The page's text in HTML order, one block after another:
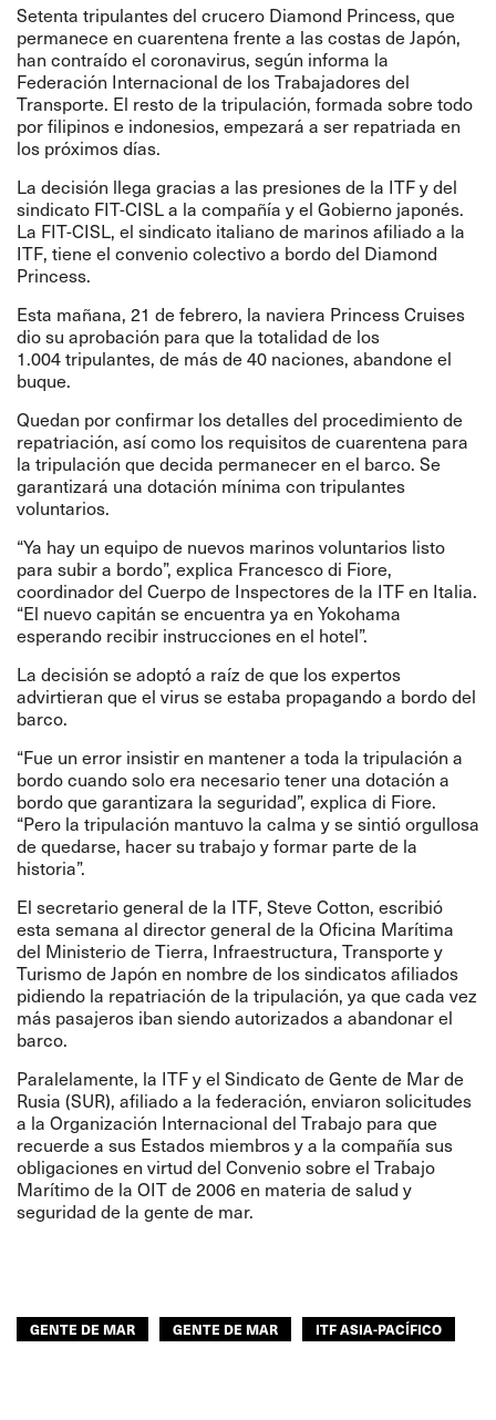
Setenta tripulantes del crucero Diamond Princess, que
permanece en cuarentena frente a las costas de Japón,
han contraído el coronavirus, según informa la
Federación Internacional de los Trabajadores del
Transporte. El resto de la tripulación, formada sobre todo
por filipinos e indonesios, empezará a ser repatriada en
los próximos días.
La decisión llega gracias a las presiones de la ITF y del
sindicato FIT-CISL a la compañía y el Gobierno japonés.
La FIT-CISL, el sindicato italiano de marinos afiliado a la
ITF, tiene el convenio colectivo a bordo del Diamond
Princess.
Esta mañana, 21 de febrero, la naviera Princess Cruises
dio su aprobación para que la totalidad de los
1.004 tripulantes, de más de 40 naciones, abandone el
buque.
Quedan por confirmar los detalles del procedimiento de
repatriación, así como los requisitos de cuarentena para
la tripulación que decida permanecer en el barco. Se
garantizará una dotación mínima con tripulantes
voluntarios.
“Ya hay un equipo de nuevos marinos voluntarios listo
para subir a bordo”, explica Francesco di Fiore,
coordinador del Cuerpo de Inspectores de la ITF en Italia.
“El nuevo capitán se encuentra ya en Yokohama
esperando recibir instrucciones en el hotel”.
La decisión se adoptó a raíz de que los expertos
advirtieran que el virus se estaba propagando a bordo del
barco.
“Fue un error insistir en mantener a toda la tripulación a
bordo cuando solo era necesario tener una dotación a
bordo que garantizara la seguridad”, explica di Fiore.
“Pero la tripulación mantuvo la calma y se sintió orgullosa
de quedarse, hacer su trabajo y formar parte de la
historia”.
El secretario general de la ITF, Steve Cotton, escribió
esta semana al director general de la Oficina Marítima
del Ministerio de Tierra, Infraestructura, Transporte y
Turismo de Japón en nombre de los sindicatos afiliados
pidiendo la repatriación de la tripulación, ya que cada vez
más pasajeros iban siendo autorizados a abandonar el
barco.
Paralelamente, la ITF y el Sindicato de Gente de Mar de
Rusia (SUR), afiliado a la federación, enviaron solicitudes
a la Organización Internacional del Trabajo para que
recuerde a sus Estados miembros y a la compañía sus
obligaciones en virtud del Convenio sobre el Trabajo
Marítimo de la OIT de 2006 en materia de salud y
seguridad de la gente de mar.
GENTE DE MAR GENTE DE MAR ITF ASIA-PACÍFICO